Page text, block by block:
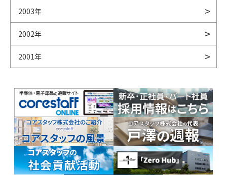
2003年
2002年
2001年